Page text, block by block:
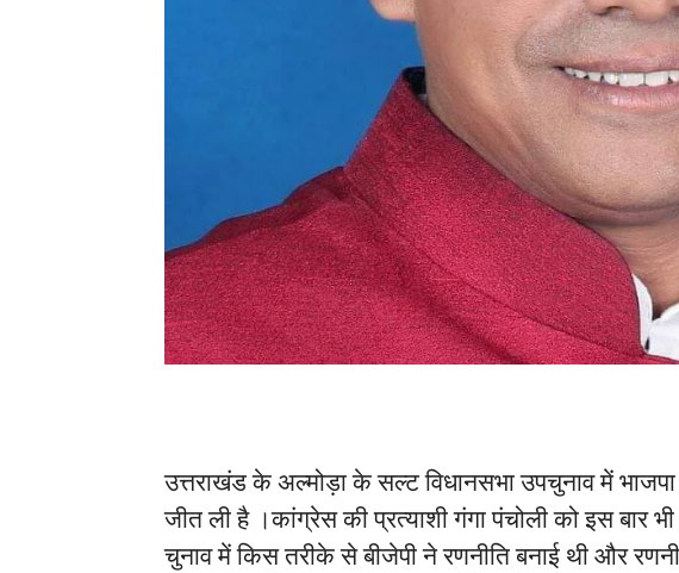
उत्तराखंड के अल्मोड़ा के सल्ट विधानसभा उपचुनाव में
जीत ली है ।कांग्रेस की प्रत्याशी गंगा पंचोली को इस बार
चुनाव में किस तरीके से बीजेपी ने रणनीति बनाई थी और